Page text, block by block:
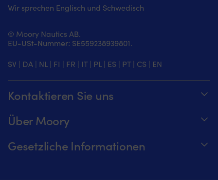
Wir sprechen Englisch und Schwedisch
© Moory Nautics AB.
EU-USt-Nummer: SE559238939801.
SV | DA | NL | FI | FR | IT| PL | ES | PT| CS | EN
Kontaktieren Sie uns
Telefonzeiten täglich von 8 – 20 Uhr.
+46 8251546 – Schwedisch oder Englisch
Senden Sie uns eine E-Mail an
Über Moory
Gesetzliche Informationen